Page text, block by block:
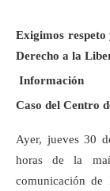
Exigimos
Derecho a la
Información
Caso del Centro
Ayer, jueves 30
horas de la
comunicación